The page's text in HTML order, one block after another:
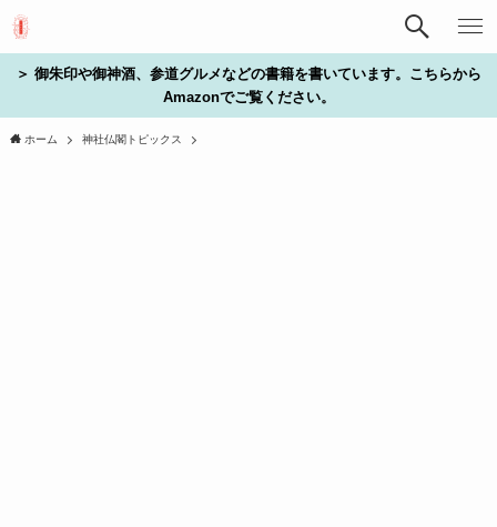
＞ 御朱印や御神酒、参道グルメなどの書籍を書いています。こちらから
Amazonでご覧ください。
ホーム 神社仏閣トピックス